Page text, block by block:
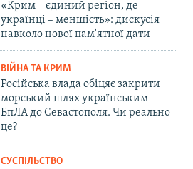
«Крим – єдиний регіон, де
українці – меншість»: дискусія
навколо нової пам'ятної дати
ВІЙНА ТА КРИМ
Російська влада обіцяє закрити
морський шлях українським
БпЛА до Севастополя. Чи реально
це?
СУСПІЛЬСТВО